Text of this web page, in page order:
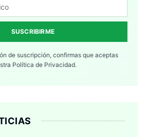
SUSCRIBIRME
de suscripción, confirmas que aceptas
Política de Privacidad.